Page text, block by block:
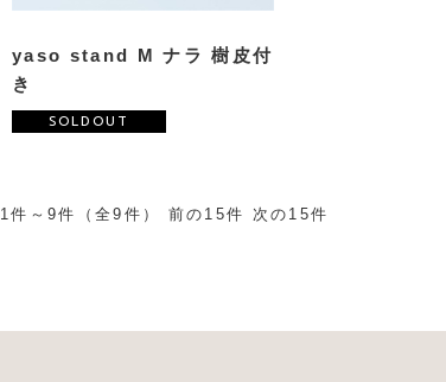
yaso stand M ナラ 樹皮付
き
SOLDOUT
1件～9件（全9件） 前の15件 次の15件